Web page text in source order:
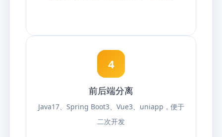
4
前后端分离
Java17、Spring Boot3、Vue3、uniapp，便于
二次开发